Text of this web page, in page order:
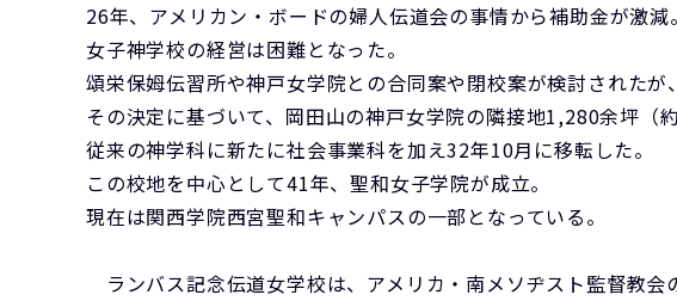
26年、アメリカン・ボードの婦人伝道会の事情から補助金が激減。
女子神学校の経営は困難となった。
頌栄保姆伝習所や神戸女学院との合同案や閉校案が検討されたが
その決定に基づいて、岡田山の神戸女学院の隣接地1,280余坪（
従来の神学科に新たに社会事業科を加え32年10月に移転した。
この校地を中心として41年、聖和女子学院が成立。
現在は関西学院西宮聖和キャンパスの一部となっている。
ランバス記念伝道女学校は、アメリカ・南メソヂスト監督教